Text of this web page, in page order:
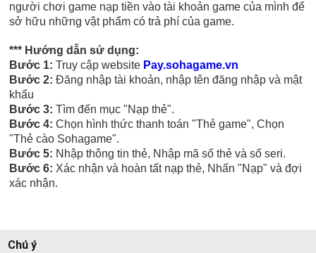
người chơi game nạp tiền vào tài khoản game của mình để
sở hữu những vật phẩm có trả phí của game.
*** Hướng dẫn sử dụng:
Bước 1: Truy cập website Pay.sohagame.vn
Bước 2: Đăng nhập tài khoản, nhập tên đăng nhập và mật
khẩu
Bước 3: Tìm đến mục "Nạp thẻ".
Bước 4: Chọn hình thức thanh toán "Thẻ game", Chọn
"Thẻ cào Sohagame".
Bước 5: Nhập thông tin thẻ, Nhập mã số thẻ và số seri.
Bước 6: Xác nhận và hoàn tất nạp thẻ, Nhấn "Nạp" và đợi
xác nhận.
Chú ý